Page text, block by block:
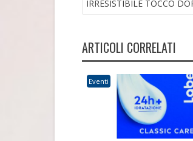
IRRESISTIBILE TOCCO
ARTICOLI CORRELATI
Eventi